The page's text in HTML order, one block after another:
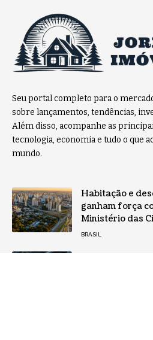
Seu portal completo para o
sobre lançamentos, tendências,
Além disso, acompanhe as
tecnologia, economia e tudo o que
mundo.
Habitação e
ganham força
Ministério das
BRASIL